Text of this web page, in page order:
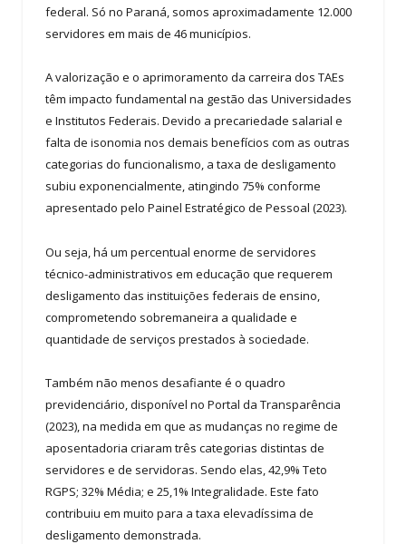
federal. Só no Paraná, somos aproximadamente 12.000
servidores em mais de 46 municípios.
A valorização e o aprimoramento da carreira dos TAEs
têm impacto fundamental na gestão das Universidades
e Institutos Federais. Devido a precariedade salarial e
falta de isonomia nos demais benefícios com as outras
categorias do funcionalismo, a taxa de desligamento
subiu exponencialmente, atingindo 75% conforme
apresentado pelo Painel Estratégico de Pessoal (2023).
Ou seja, há um percentual enorme de servidores
técnico-administrativos em educação que requerem
desligamento das instituições federais de ensino,
comprometendo sobremaneira a qualidade e
quantidade de serviços prestados à sociedade.
Também não menos desafiante é o quadro
previdenciário, disponível no Portal da Transparência
(2023), na medida em que as mudanças no regime de
aposentadoria criaram três categorias distintas de
servidores e de servidoras. Sendo elas, 42,9% Teto
RGPS; 32% Média; e 25,1% Integralidade. Este fato
contribuiu em muito para a taxa elevadíssima de
desligamento demonstrada.